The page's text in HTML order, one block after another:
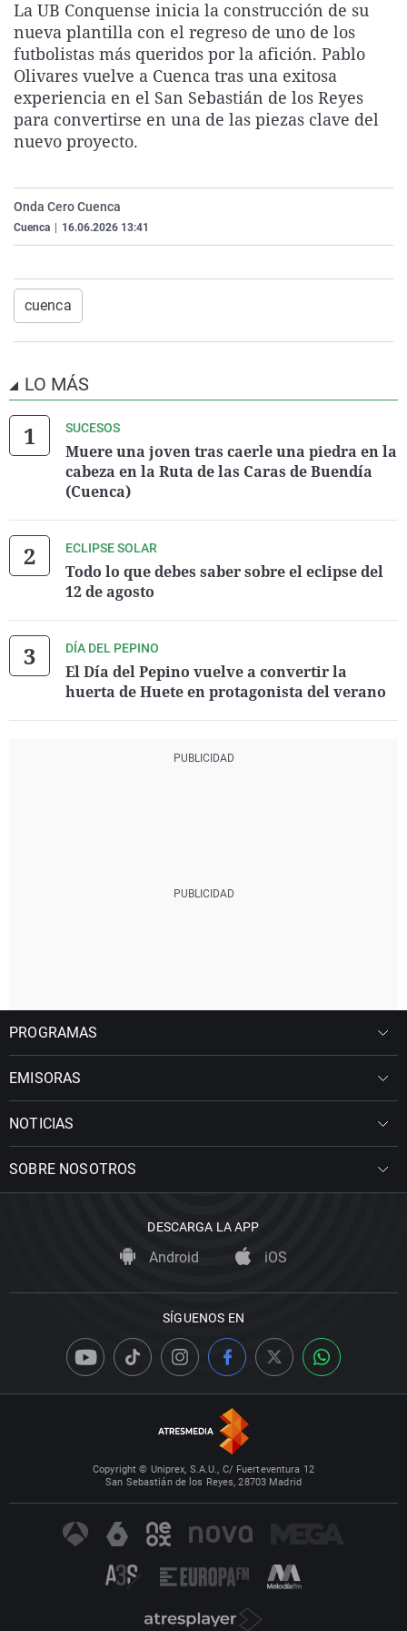
La rosa de los vientos
Gente viajera
Como el perro y el
Caso
Retornados
Equipo de
Operación Viuda
Extremadura
Galicia
La Rioja
Navarra
Virales
Televisión
Elecciones
La UB Conquense inicia la construcción de su
nueva plantilla con el regreso de uno de los
futbolistas más queridos por la afición. Pablo
Olivares vuelve a Cuenca tras una exitosa
experiencia en el San Sebastián de los Reyes
para convertirse en una de las piezas clave del
nuevo proyecto.
Onda Cero Cuenca
Cuenca 16.06.2026 13:41
cuenca
LO MÁS
SUCESOS
Muere una joven tras caerle una piedra en la
cabeza en la Ruta de las Caras de Buendía
(Cuenca)
ECLIPSE SOLAR
Todo lo que debes saber sobre el eclipse del
12 de agosto
DÍA DEL PEPINO
El Día del Pepino vuelve a convertir la
huerta de Huete en protagonista del verano
PROGRAMAS
EMISORAS
NOTICIAS
SOBRE NOSOTROS
DESCARGA LA APP
Android iOS
SÍGUENOS EN
Copyright © Uniprex, S.A.U., C/ Fuerteventura 12
San Sebastián de los Reyes, 28703 Madrid